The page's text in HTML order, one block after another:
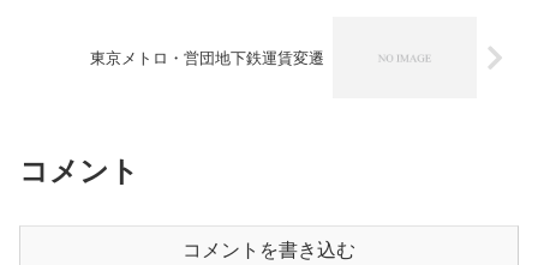
東京メトロ・営団地下鉄運賃変遷
コメント
コメントを書き込む